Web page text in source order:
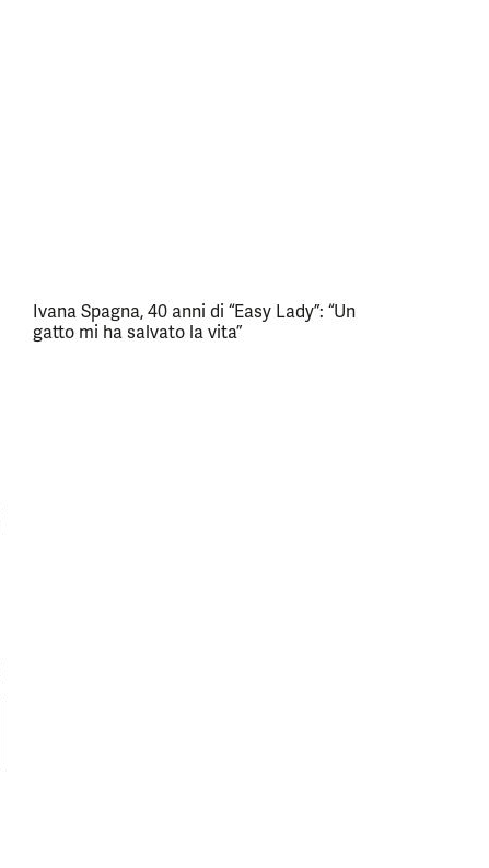
Ivana Spagna, 40 anni di “Easy Lady”: “Un
gatto mi ha salvato la vita”